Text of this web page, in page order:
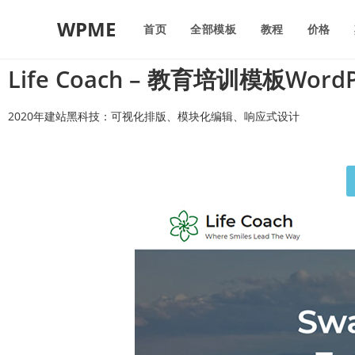
WPME 首页 全部模板 教程 价格
Life Coach – 教育培训模板
2020年建站黑科技：可视化排版、模块化编辑、响应式设计